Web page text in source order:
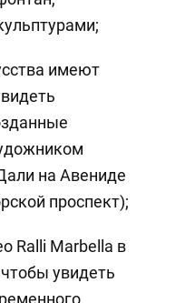
имеют
на Авениде
проспект);
Ralli Marbella в
увидеть